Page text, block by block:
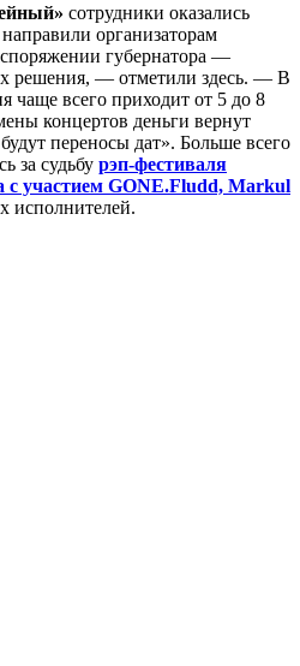
сотрудники оказались
организаторам
губернатора —
решения, — отметили здесь. — В
чаще всего приходит от 5 до 8
концертов деньги вернут
переносы дат». Больше всего
за судьбу рэп-фестиваля
участием GONE.Fludd, Markul
исполнителей.